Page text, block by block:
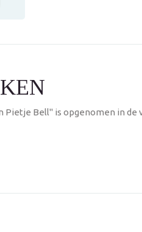
Pietje Bell" is opgenomen in de